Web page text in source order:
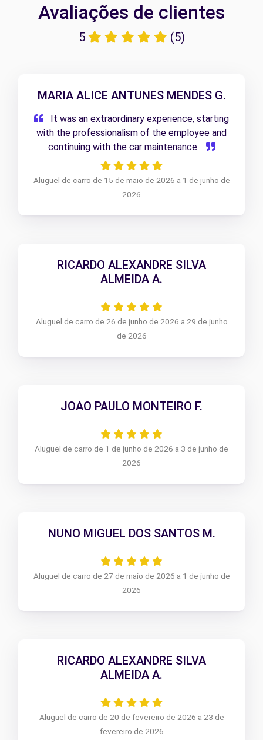
Avaliações de clientes
5 (5)
MARIA ALICE ANTUNES MENDES G.
It was an extraordinary experience, starting
with the professionalism of the employee and
continuing with the car maintenance.
Aluguel de carro de 15 de maio de 2026 a 1 de junho de
2026
RICARDO ALEXANDRE SILVA
ALMEIDA A.
Aluguel de carro de 26 de junho de 2026 a 29 de junho
de 2026
JOAO PAULO MONTEIRO F.
Aluguel de carro de 1 de junho de 2026 a 3 de junho de
2026
NUNO MIGUEL DOS SANTOS M.
Aluguel de carro de 27 de maio de 2026 a 1 de junho de
2026
RICARDO ALEXANDRE SILVA
ALMEIDA A.
Aluguel de carro de 20 de fevereiro de 2026 a 23 de
fevereiro de 2026